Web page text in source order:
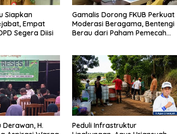
Siapkan
Empat
Segera Diisi
Gamalis Dorong FKUB Perkuat
Moderasi Beragama, Bentengi
Berau dari Paham Pemecah
Derawan, H.
Peduli Infrastruktur